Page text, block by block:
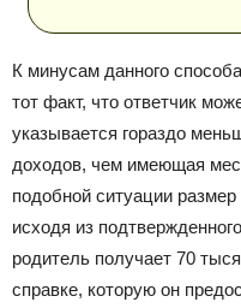
К минусам данного
тот факт, что ответчик
указывается гораздо
доходов, чем имеющая
подобной ситуации
исходя из
родитель получает 70
справке, которую он